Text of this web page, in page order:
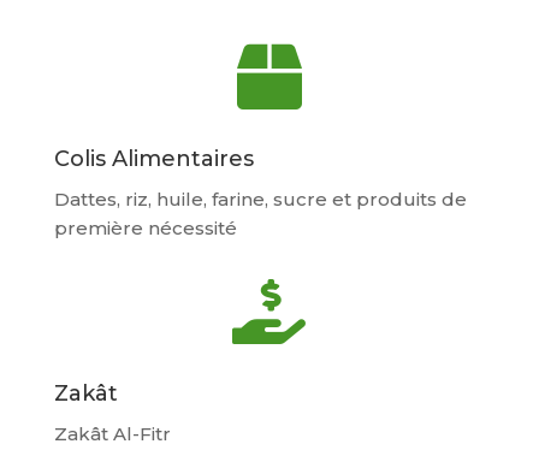

Colis Alimentaires
Dattes, riz, huile, farine, sucre et produits de
première nécessité

Zakât
Zakât Al-Fitr